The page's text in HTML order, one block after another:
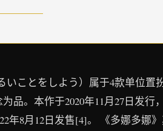
いことをしよう）属于4款单位置
品。本作于2020年11月27日发
年8月12日发售[4]。 《多娜多娜